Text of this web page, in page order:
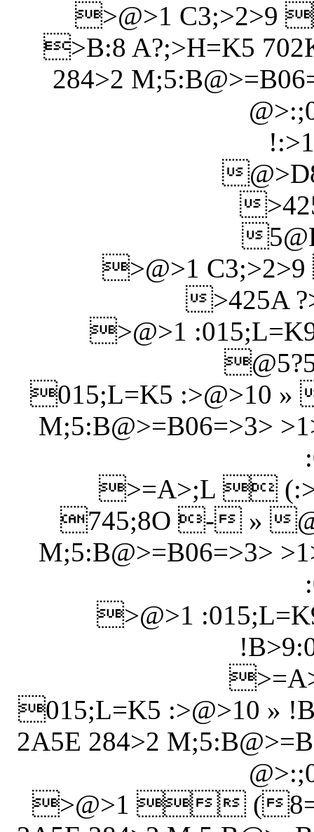
>@>1
>B:8 A?;>H=K5
284>2
>@>1
>425A
>@>1
015;L=K5 :>@>10 »
M;5:B@>=B06=>3>
>=A>;L 
745;8O - »
M;5:B@>=B06=>3>
>@>1
015;L=K5 :>@>10 »
2A5E 284>2
>@>1  (